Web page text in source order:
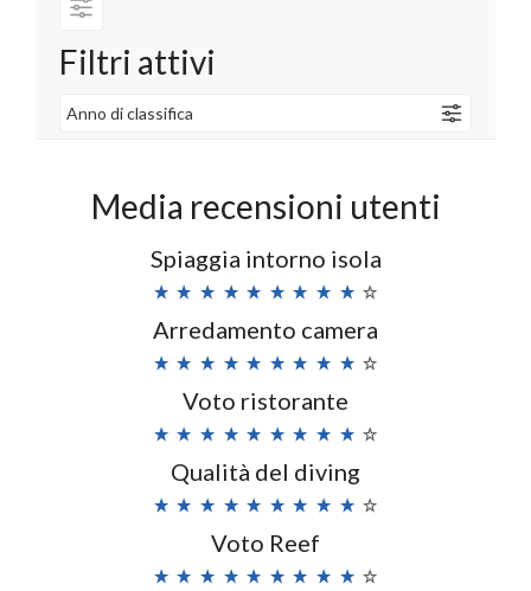
Anno di classifica
Filtri attivi
Media recensioni utenti
Spiaggia intorno isola
Arredamento camera
Voto ristorante
Qualità del diving
Voto Reef